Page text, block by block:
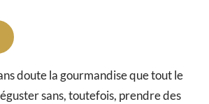
doute la gourmandise que tout le
sans, toutefois, prendre des